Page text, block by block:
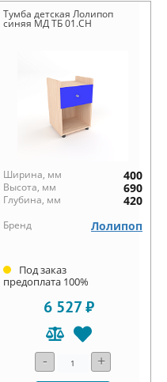
Тумба детская Лолипоп
синяя МД ТБ 01.СН
Ширина, мм 400
Высота, мм 690
Глубина, мм 420
Бренд Лолипоп
Под заказ
предоплата 100%
6 527 ₽
- +